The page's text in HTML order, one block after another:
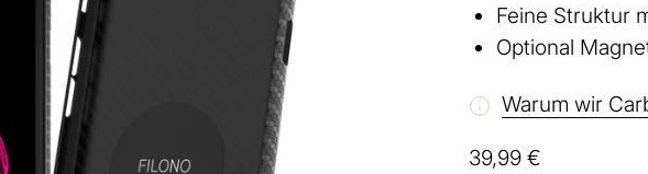
Feine Struktur
Optional
Warum wir
39,99 €